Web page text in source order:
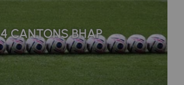
4 CANTONS BHAP